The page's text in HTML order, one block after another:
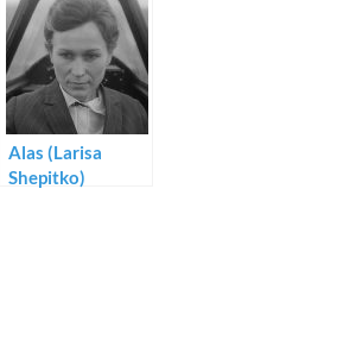
Alas (Larisa
Shepitko)